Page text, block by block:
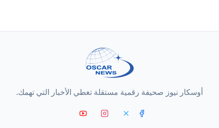
أوسكار نيوز صحيفة رقمية مستقلة تغطي الأخبار التي تهمك.